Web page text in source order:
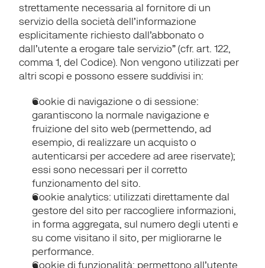
strettamente necessaria al fornitore di un
servizio della società dell’informazione
esplicitamente richiesto dall’abbonato o
dall’utente a erogare tale servizio” (cfr. art. 122,
comma 1, del Codice). Non vengono utilizzati per
altri scopi e possono essere suddivisi in:
Cookie di navigazione o di sessione:
garantiscono la normale navigazione e
fruizione del sito web (permettendo, ad
esempio, di realizzare un acquisto o
autenticarsi per accedere ad aree riservate);
essi sono necessari per il corretto
funzionamento del sito.
Cookie analytics: utilizzati direttamente dal
gestore del sito per raccogliere informazioni,
in forma aggregata, sul numero degli utenti e
su come visitano il sito, per migliorarne le
performance.
Cookie di funzionalità: permettono all’utente